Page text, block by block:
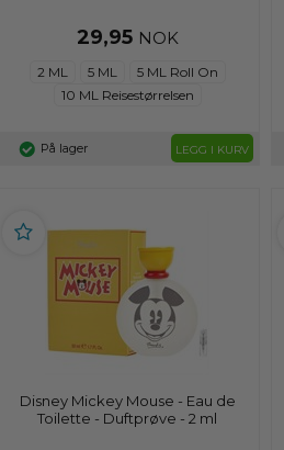
29,95 NOK
2 ML 5 ML
5 ML Roll On
10 ML Reisestørrelsen
På lager LEGG I KURV
Disney Mickey Mouse - Eau de
Toilette - Duftprøve - 2 ml